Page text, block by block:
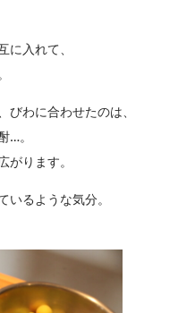
に入れて、
びわに合わせたのは、
…。
がります。
いるような気分。